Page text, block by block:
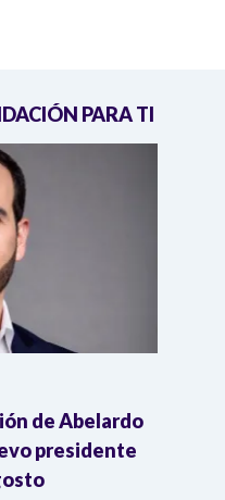
PARA TI
de Abelardo
presidente